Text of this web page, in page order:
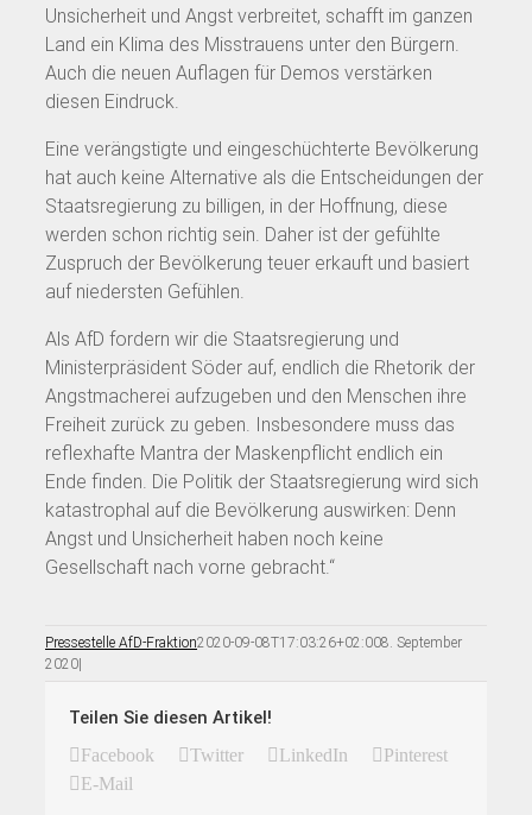
Unsicherheit und Angst verbreitet, schafft im ganzen
Land ein Klima des Misstrauens unter den Bürgern.
Auch die neuen Auflagen für Demos verstärken
diesen Eindruck.
Eine verängstigte und eingeschüchterte Bevölkerung
hat auch keine Alternative als die Entscheidungen der
Staatsregierung zu billigen, in der Hoffnung, diese
werden schon richtig sein. Daher ist der gefühlte
Zuspruch der Bevölkerung teuer erkauft und basiert
auf niedersten Gefühlen.
Als AfD fordern wir die Staatsregierung und
Ministerpräsident Söder auf, endlich die Rhetorik der
Angstmacherei aufzugeben und den Menschen ihre
Freiheit zurück zu geben. Insbesondere muss das
reflexhafte Mantra der Maskenpflicht endlich ein
Ende finden. Die Politik der Staatsregierung wird sich
katastrophal auf die Bevölkerung auswirken: Denn
Angst und Unsicherheit haben noch keine
Gesellschaft nach vorne gebracht.“
Pressestelle AfD-Fraktion2020-09-08T17:03:26+02:008. September
2020|
Teilen Sie diesen Artikel!
Facebook Twitter LinkedIn
Pinterest
E-Mail